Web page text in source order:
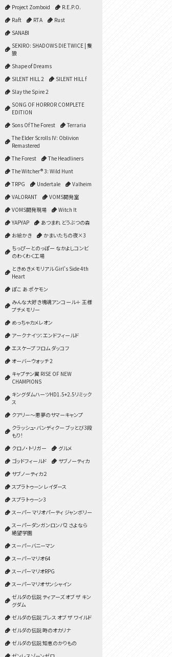
Project Zomboid
R.E.P.O.
Raft
RTA
Rust
SANABI
SEKIRO: SHADOWS DIE TWICE | 隻
狼
Shape of Dreams
SILENT HILL 2
SILENT HILL f
Slay the Spire 2
SONG OF HORROR COMPLETE
EDITION
Sons Of The Forest
Terraria
The Elder Scrolls IV: Oblivion
Remastered
The Forest
The Headliners
The Witcher® 3: Wild Hunt
TRPG
Undertale
Valheim
VALORANT
VOMS開発室
VOMS開発現場
Witch It
YAPYAP
あつまれ どうぶつの森
お絵かき
かまいたちの夜×3
ちっぴーとのっぽー なかよしコンビ
のわくわく工場
ときめきメモリアル Girl's Side 4th
Heart
ぽこ あ ポケモン
みんな大好き塊魂アンコール＋ 王様
プチメモリー
めっちゃカメレオン
アークナイツ：エンドフィールド
エスケープ フロム ダッコフ
オーバーウォッチ 2
キャプテン翼 RISE OF NEW
CHAMPIONS
キングダムハーツHD1.5+2.5リミック
ス
クアリー～悪夢のサマーキャンプ
クラッシュ・バンディクー ブッとび3段
もり！
クロノ・トリガー
グルメ
ゴッドフィールド
サブノーティカ
サブノーティカ２
スプラトゥーン レイダース
スプラトゥーン3
スーパー マリオパーティ ジャンボリー
スーパーダンガンロンパ2 さよなら
絶望学園
スーパーバニーマン
スーパーマリオ64
スーパーマリオRPG
スーパーマリオサンシャイン
ゼルダの伝説 ティアーズ オブ ザ キン
グダム
ゼルダの伝説 ブレス オブ ザ ワイルド
ゼルダの伝説 時のオカリナ
ゼルダの伝説 知恵のかりもの